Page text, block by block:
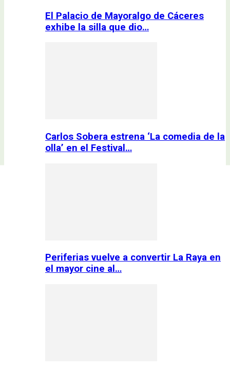
El Palacio de Mayoralgo de Cáceres
exhibe la silla que dio…
Carlos Sobera estrena ‘La comedia de la
olla’ en el Festival…
Periferias vuelve a convertir La Raya en
el mayor cine al…